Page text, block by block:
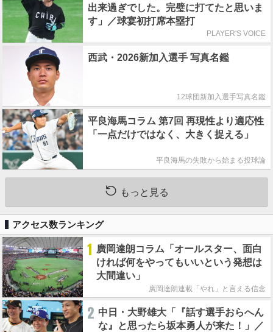
出来過ぎでした。完璧に打てたと思いま
す」／球宴初打席本塁打
PLAYER'S VOICE
西武・2026新加入選手 写真名鑑
12球団新加入選手写真名鑑
平良海馬コラム 第7回 再現性より適応性
「一点だけではなく、大きく捉える」
平良海馬の失敗から始まる投球論
もっと見る
アクセス数ランキング
1 廣岡達朗コラム「オールスター、面白
ければ何をやってもいいという発想は
大間違い」
廣岡達朗連載「やれ」と言える信念
2 中日・大野雄大「『話す選手おらへん
な』と思ったら坂本勇人が来た！」／